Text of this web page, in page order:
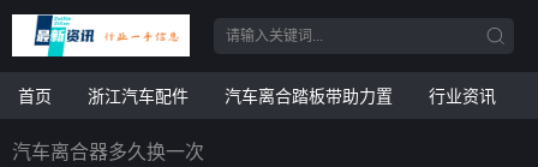
首页 浙江汽车配件 汽车离合踏板带助力置 行业资讯
汽车离合器多久换一次